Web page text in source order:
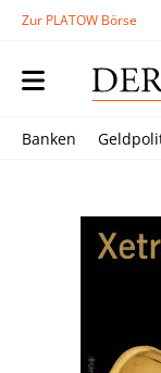
Zur PLATOW Börse
Banken